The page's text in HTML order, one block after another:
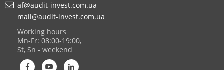
af@audit-invest.com.ua
mail@audit-invest.com.ua
Working hours
Mn-Fr: 08:00-19:00,
St, Sn - weekend